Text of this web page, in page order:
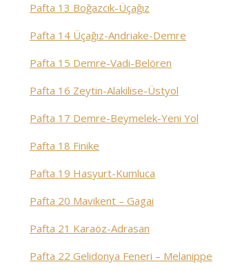
Pafta 13 Boğazcık-Üçağız
Pafta 14 Üçağız-Andriake-Demre
Pafta 15 Demre-Vadi-Belören
Pafta 16 Zeytin-Alakilise-Üstyol
Pafta 17 Demre-Beymelek-Yeni Yol
Pafta 18 Finike
Pafta 19 Hasyurt-Kumluca
Pafta 20 Mavikent – Gagai
Pafta 21 Karaöz-Adrasan
Pafta 22 Gelidonya Feneri – Melanippe